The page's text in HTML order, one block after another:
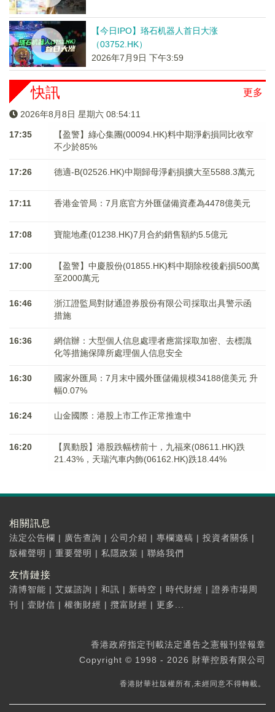
【今日IPO】珞石机器人首日大涨
（03752.HK）
2026年7月9日 下午3:59
更多
快訊
2026年8月8日 星期六 08:54:11
17:35
【盈警】綠心集團(00094.HK)料中期淨虧損同比收窄
不少於85%
17:26 德適-B(02526.HK)中期歸母淨虧損擴大至5588.3萬元
17:11 香港金管局：7月底官方外匯儲備資產為4478億美元
17:08 寶龍地產(01238.HK)7月合約銷售額約5.5億元
17:00
【盈警】中慶股份(01855.HK)料中期除稅後虧損500萬
至2000萬元
16:46
浙江證監局對財通證券股份有限公司採取出具警示函
措施
16:36
網信辦：大型個人信息處理者應當採取加密、去標識
化等措施保障所處理個人信息安全
16:30
國家外匯局：7月末中國外匯儲備規模34188億美元 升
幅0.07%
16:24 山金國際：港股上市工作正常推進中
16:20
【異動股】港股跌幅榜前十，九福來(08611.HK)跌
21.43%，天瑞汽車内飾(06162.HK)跌18.44%
相關訊息
法定公告欄 | 廣告查詢 | 公司介紹 | 專欄邀稿 | 投資者關係 |
版權聲明 | 重要聲明 | 私隱政策 | 聯絡我們
友情鏈接
清博智能 | 艾媒諮詢 | 和訊 | 新時空 | 時代財經 | 證券市場周
刊
| 壹財信 | 權衡財經 | 攬富財經 | 更多...
香港政府指定刊載法定通告之憲報刊登報章
Copyright © 1998 - 2026 財華控股有限公司
香港財華社版權所有,未經同意不得轉載。